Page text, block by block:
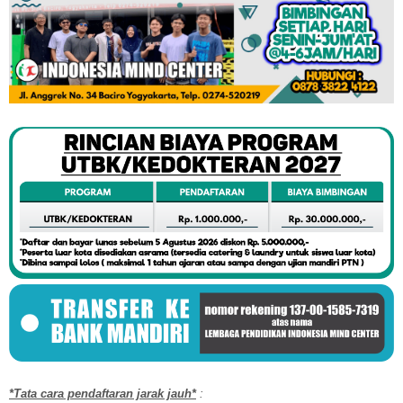
*Tata cara pendaftaran jarak jauh*: